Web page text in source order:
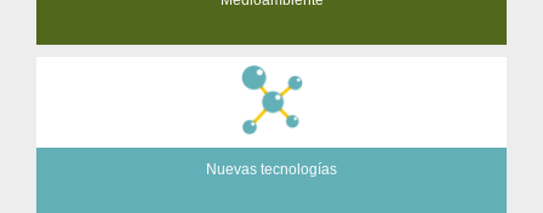
Nuevas tecnologías